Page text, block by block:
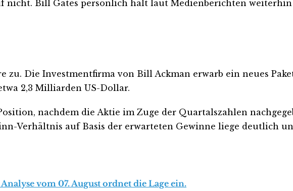
nicht. Bill Gates persönlich hält laut Medienberichten
zu. Die Investmentfirma von Bill Ackman erwarb ein neues
2,3 Milliarden US-Dollar.
nachdem die Aktie im Zuge der Quartalszahlen
Verhältnis auf Basis der erwarteten Gewinne liege deutlich
vom 07. August ordnet die Lage ein.